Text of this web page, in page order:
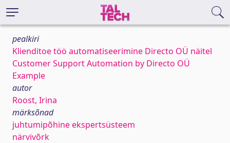
pealkiri
Klienditoe töö automatiseerimine Directo OÜ näitel
Customer Support Automation by Directo OÜ
Example
autor
Roost, Irina
märksõnad
juhtumipõhine ekspertsüsteem
närvivõrk